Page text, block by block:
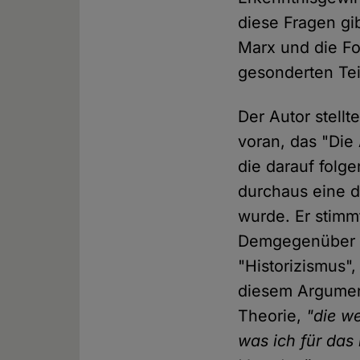
diese Fragen
Marx und die
gesonderten
Der Autor
voran, das
die darauf
durchaus eine
wurde. Er
diesem
Theorie, "die
was ich für das